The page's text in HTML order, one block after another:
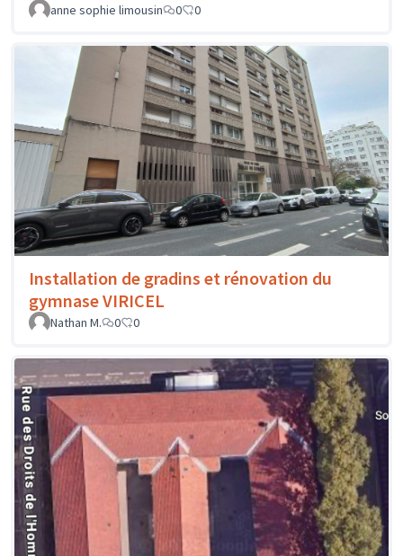
anne sophie limousin 0 0
Installation de gradins et rénovation du
gymnase VIRICEL
Nathan M. 0 0